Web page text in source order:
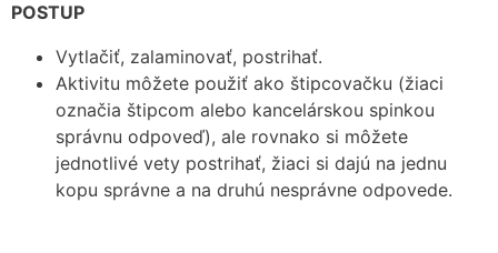
POSTUP
Vytlačiť, zalaminovať, postrihať.
Aktivitu môžete použiť ako štipcovačku (žiaci
označia štipcom alebo kancelárskou spinkou
správnu odpoveď), ale rovnako si môžete
jednotlivé vety postrihať, žiaci si dajú na jednu
kopu správne a na druhú nesprávne odpovede.